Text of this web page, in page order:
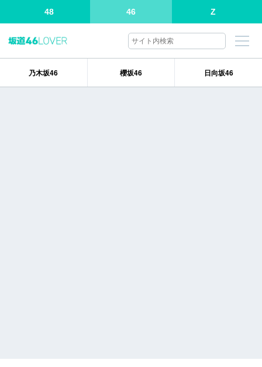
48 46 Z
乃木坂46 櫻坂46 日向坂46